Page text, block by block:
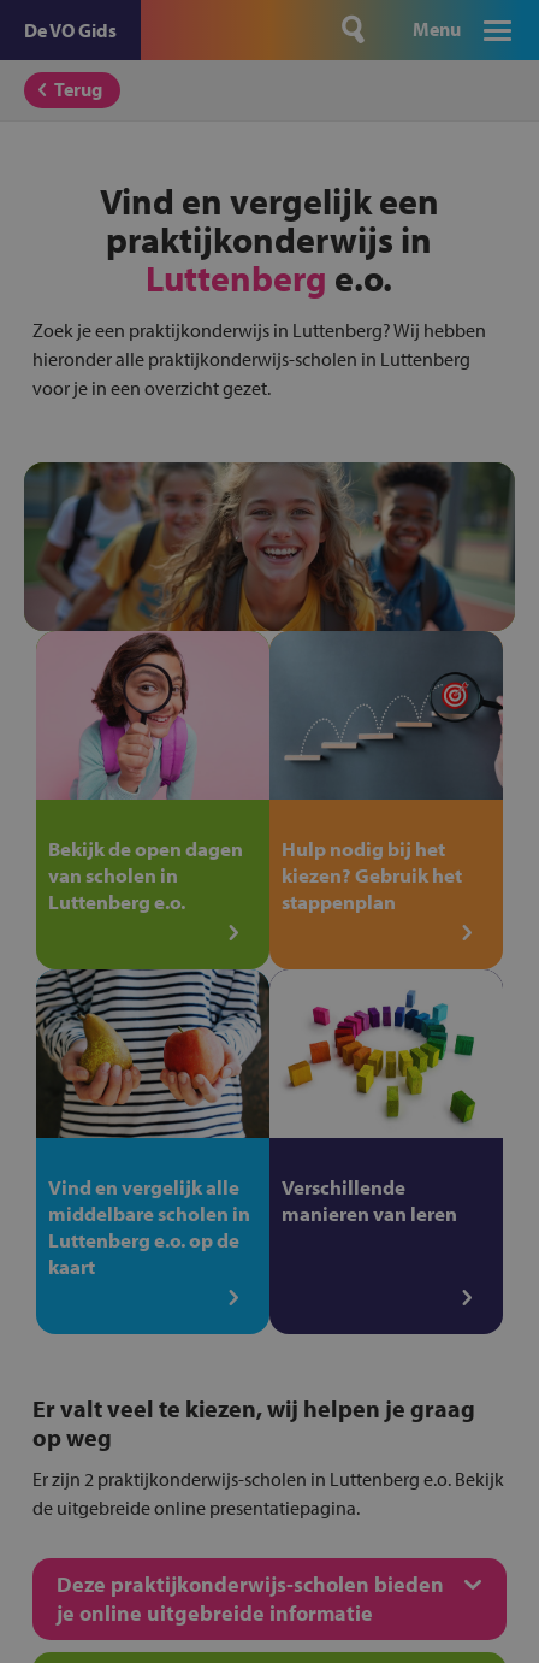
De VO Gids Menu
Terug
Vind en vergelijk een
praktijkonderwijs in
Luttenberg e.o.
Zoek je een praktijkonderwijs in Luttenberg? Wij hebben
hieronder alle praktijkonderwijs-scholen in Luttenberg
voor je in een overzicht gezet.
Bekijk de open dagen
van scholen in
Luttenberg e.o.
Hulp nodig bij het
kiezen? Gebruik het
stappenplan
Vind en vergelijk alle
middelbare scholen in
Luttenberg e.o. op de
kaart
Verschillende
manieren van leren
Er valt veel te kiezen, wij helpen je graag
op weg
Er zijn 2 praktijkonderwijs-scholen in Luttenberg e.o. Bekijk
de uitgebreide online presentatiepagina.
Deze praktijkonderwijs-scholen bieden
je online uitgebreide informatie